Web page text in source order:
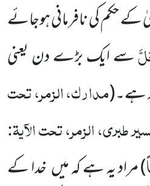
کے حکم کی نافرمانی ہوجائے
سے ایک بڑے دن یعنی
ہے۔(مدارک، الزمر، تحت
طبری، الزمر، تحت الآیۃ:
) مراد یہ ہے کہ میں خدا کے